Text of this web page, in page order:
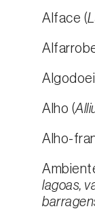
Alface (
Alho (
Alho-
lagoas,